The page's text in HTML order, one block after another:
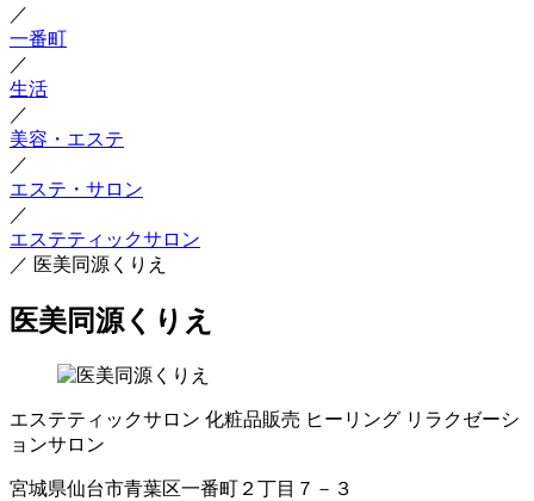
／
一番町
／
生活
／
美容・エステ
／
エステ・サロン
／
エステティックサロン
／ 医美同源くりえ
医美同源くりえ
エステティックサロン 化粧品販売 ヒーリング リラクゼーシ
ョンサロン
宮城県仙台市青葉区一番町２丁目７－３